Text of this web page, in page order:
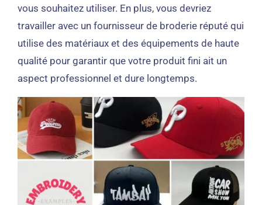
vous souhaitez utiliser. En plus, vous devriez
travailler avec un fournisseur de broderie réputé qui
utilise des matériaux et des équipements de haute
qualité pour garantir que votre produit fini ait un
aspect professionnel et dure longtemps.